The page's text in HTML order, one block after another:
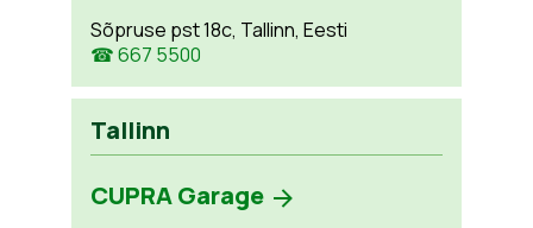
Sõpruse pst 18c, Tallinn, Eesti
☎ 667 5500
Tallinn
CUPRA Garage